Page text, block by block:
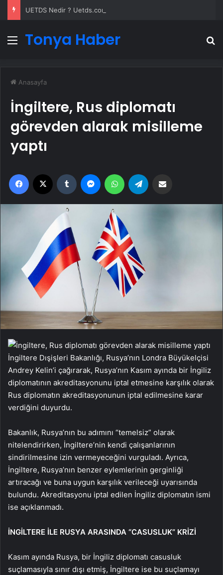
Menü
Tonya Haber
Anasayfa
İngiltere, Rus diplomatı
görevden alarak misilleme
yaptı
Facebook Tumblr MessengerWhatsApp
İngiltere Dışişleri Bakanlığı, Rusya’nın Londra Büyükelçisi
Andrey Kelin’i çağırarak, Rusya’nın Kasım ayında bir İngiliz
diplomatının akreditasyonunu iptal etmesine karşılık olarak
Rus diplomatın akreditasyonunun iptal edilmesine karar
verdiğini duyurdu.
Bakanlık, Rusya’nın bu adımını “temelsiz” olarak
nitelendirirken, İngiltere’nin kendi çalışanlarının
sindirilmesine izin vermeyeceğini vurguladı. Ayrıca,
İngiltere, Rusya’nın benzer eylemlerinin gerginliği
artıracağı ve buna uygun karşılık verileceği uyarısında
bulundu. Akreditasyonu iptal edilen İngiliz diplomatın ismi
ise açıklanmadı.
İNGİLTERE İLE RUSYA ARASINDA “CASUSLUK” KRİZİ
Kasım ayında Rusya, bir İngiliz diplomatı casusluk
suçlamasıyla sınır dışı etmiş, İngiltere ise bu suçlamayı